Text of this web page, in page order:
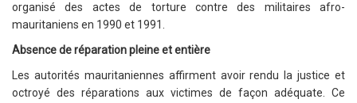
organisé des actes de torture contre des militaires afro-
mauritaniens en 1990 et 1991.
Absence de réparation pleine et entière
Les autorités mauritaniennes affirment avoir rendu la justice et
octroyé des réparations aux victimes de façon adéquate. Ce